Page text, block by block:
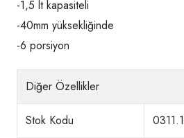
-1,5 lt kapasiteli
-40mm yüksekliğinde
-6 porsiyon
Diğer Özellikler
Stok Kodu